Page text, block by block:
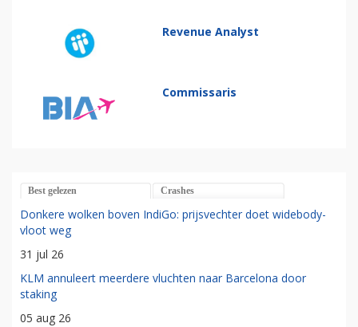
Revenue Analyst
Commissaris
Best gelezen Crashes
Donkere wolken boven IndiGo: prijsvechter doet widebody-
vloot weg
31 jul 26
KLM annuleert meerdere vluchten naar Barcelona door
staking
05 aug 26